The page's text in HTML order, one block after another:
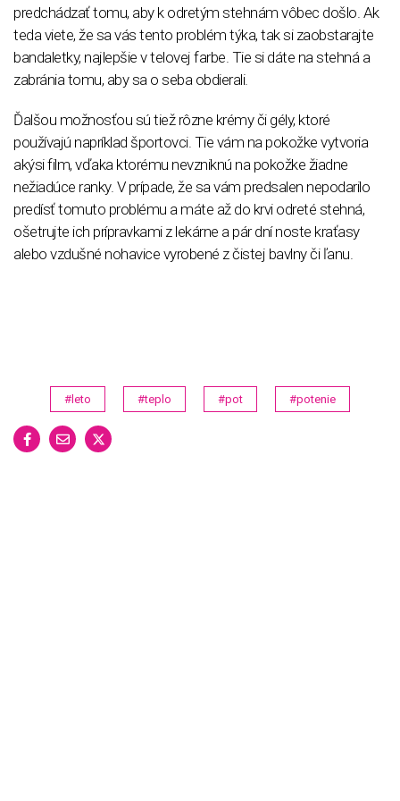
predchádzať tomu, aby k odretým stehnám vôbec došlo. Ak
teda viete, že sa vás tento problém týka, tak si zaobstarajte
bandaletky, najlepšie v telovej farbe. Tie si dáte na stehná a
zabránia tomu, aby sa o seba obdierali.
Ďalšou možnosťou sú tiež rôzne krémy či gély, ktoré
používajú napríklad športovci. Tie vám na pokožke vytvoria
akýsi film, vďaka ktorému nevzniknú na pokožke žiadne
nežiadúce ranky. V prípade, že sa vám predsalen nepodarilo
predísť tomuto problému a máte až do krvi odreté stehná,
ošetrujte ich prípravkami z lekárne a pár dní noste kraťasy
alebo vzdušné nohavice vyrobené z čistej bavlny či ľanu.
#leto #teplo #pot #potenie